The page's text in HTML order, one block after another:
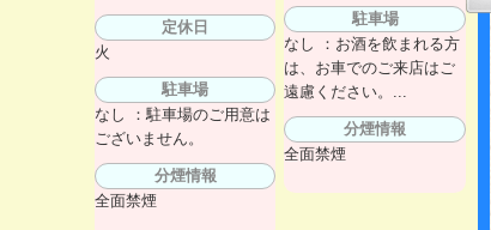
定休日
火
駐車場
なし ：駐車場のご用意は
ございません。
分煙情報
全面禁煙
駐車場
なし ：お酒を飲まれる方
は、お車でのご来店はご
遠慮ください。...
分煙情報
全面禁煙